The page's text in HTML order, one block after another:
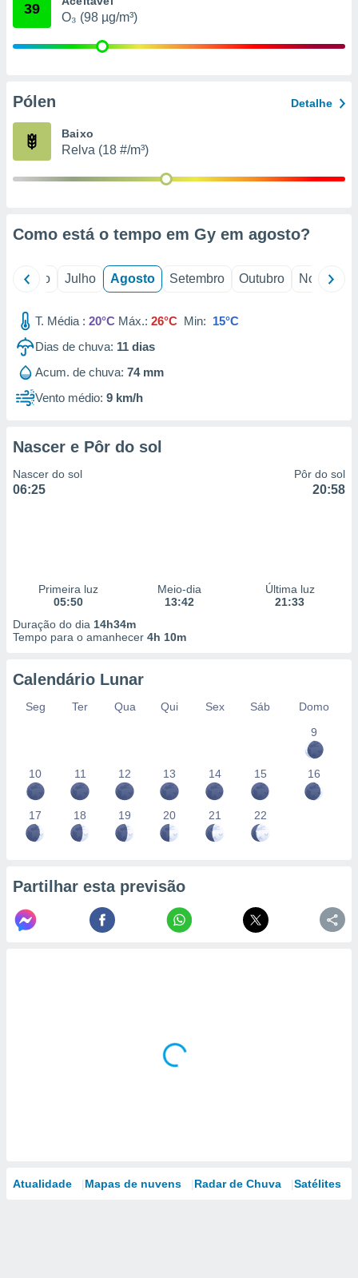
estudos
39
O₃ (98 µg/m³)
Pólen Detalhe
Baixo
Relva (18 #/m³)
Como está o tempo em Gy em agosto?
Junho Julho Agosto Setembro Outubro Novembro
T. Média : 20°C Máx.: 26°C Min: 15°C
Dias de chuva: 11 dias
Acum. de chuva: 74 mm
Vento médio: 9 km/h
Nascer e Pôr do sol
Nascer do sol
06:25
Pôr do sol
20:58
Primeira luz
05:50
Meio-dia
13:42
Última luz
21:33
Duração do dia 14h34m
Tempo para o amanhecer 4h 10m
Calendário Lunar
Seg Ter Qua Qui Sex Sáb
Domo
9
10 11 12 13 14 15 16
17 18 19 20 21 22
Partilhar esta previsão
Atualidade Mapas de nuvens Radar de Chuva Satélites